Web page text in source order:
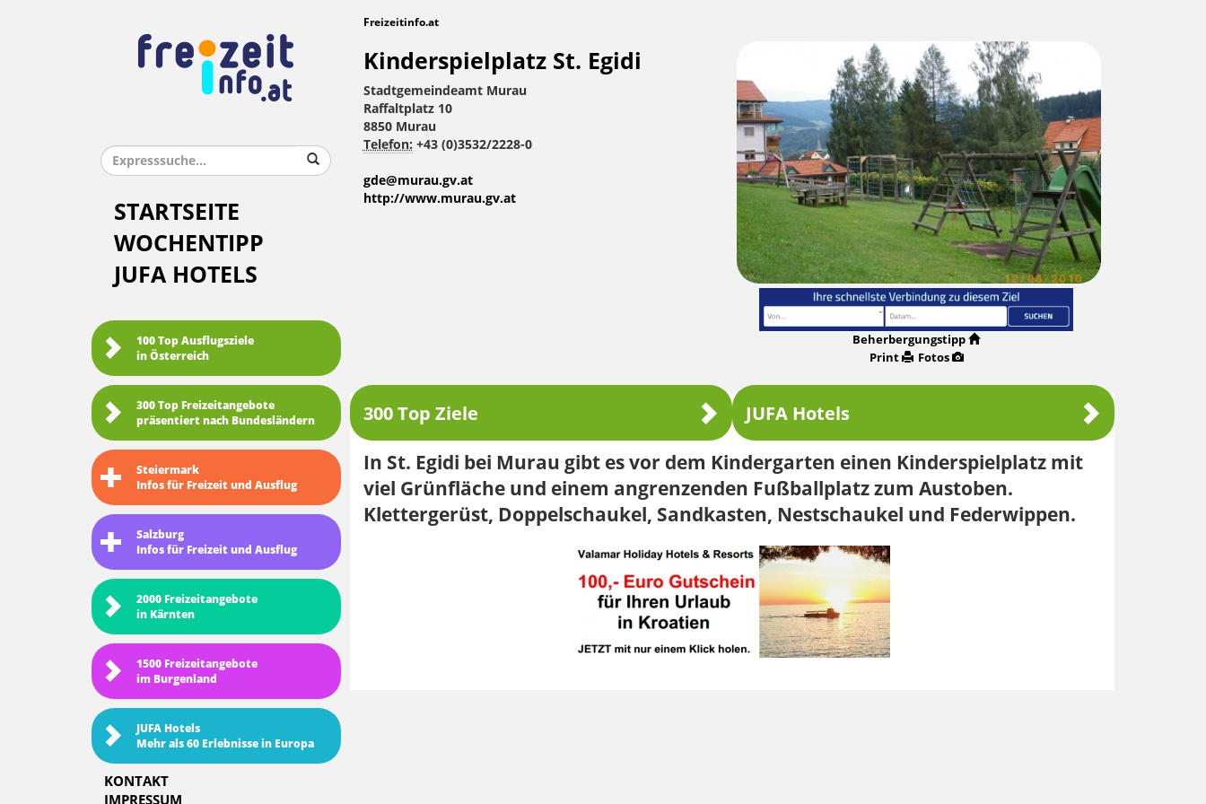
STARTSEITE
WOCHENTIPP
JUFA HOTELS
100 Top Ausflugsziele
in Österreich
300 Top Freizeitangebote
präsentiert nach Bundesländern
Steiermark
Infos für Freizeit und Ausflug
Salzburg
Infos für Freizeit und Ausflug
2000 Freizeitangebote
in Kärnten
1500 Freizeitangebote
im Burgenland
JUFA Hotels
Mehr als 60 Erlebnisse in Europa
KONTAKT
IMPRESSUM
Freizeitinfo.at
Kinderspielplatz St. Egidi
Stadtgemeindeamt Murau
Raffaltplatz 10
8850 Murau
Telefon: +43 (0)3532/2228-0
gde@murau.gv.at
http://www.murau.gv.at
Beherbergungstipp
Print
Fotos
300 Top Ziele JUFA Hotels
In St. Egidi bei Murau gibt es vor dem Kindergarten einen Kinderspielplatz mit
viel Grünfläche und einem angrenzenden Fußballplatz zum Austoben.
Klettergerüst, Doppelschaukel, Sandkasten, Nestschaukel und Federwippen.